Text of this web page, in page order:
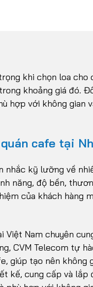
khi chọn loa
khoảng giá đó.
hợp với không gian
cafe tại
nhắc kỹ lưỡng về
năng, độ bền,
của khách hàng
Việt Nam chuyên
CVM Telecom tự
giúp tạo nên không
kế, cung cấp và